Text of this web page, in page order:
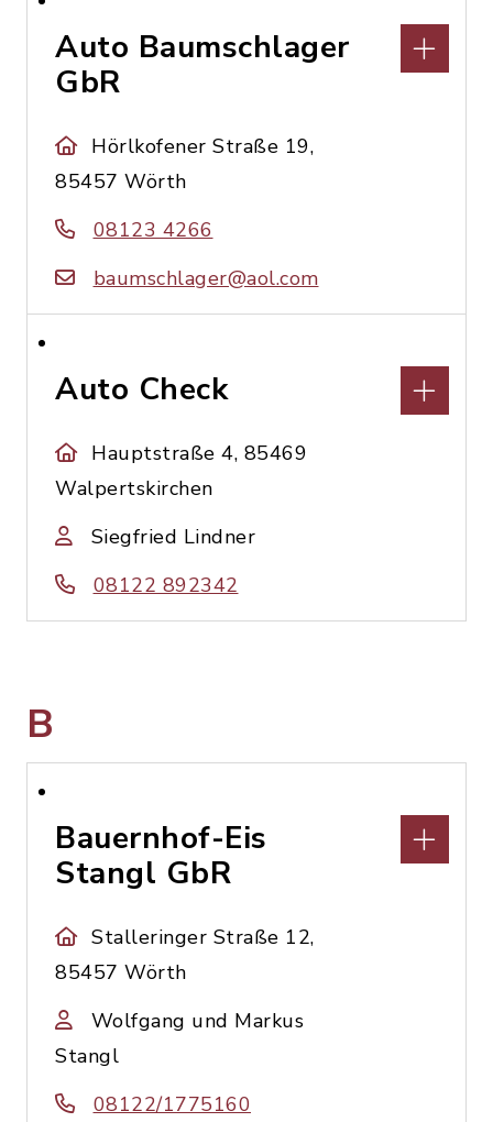
Auto Baumschlager
GbR
Hörlkofener Straße 19,
85457 Wörth
08123 4266
baumschlager@aol.com
Auto Check
Hauptstraße 4, 85469
Walpertskirchen
Siegfried Lindner
08122 892342
B
Bauernhof-Eis
Stangl GbR
Stalleringer Straße 12,
85457 Wörth
Wolfgang und Markus
Stangl
08122/1775160